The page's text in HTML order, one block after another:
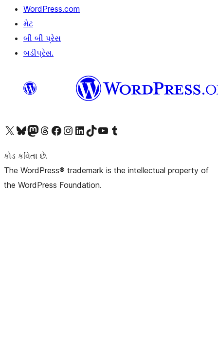
WordPress.com
મેટ
બી બી પ્રેસ
બડીપ્રેસ.
અમારા X (અગાઉ ટ્વિટર) એકાઉન્ટની મુલાકાત લોઅમારા Bluesky એકાઉન્ટની મુલાકાત લોઅમારા માસ્ટોડોન એકાઉન્ટની મુલાકાત લોઅમારા Threads એકાઉન્ટની મુલાકાત લો અમારા ફેસબુક પેજની મુલાકાત લોઅમારા ઇન્સ્ટાગ્રામ એકાઉન્ટની મુલાકાત લો અમારા LinkedIn એકાઉન્ટની મુલાકાત લોઅમારા TikTok એકાઉન્ટની મુલાકાત લોઅમારી YouTube ચેનલની મુલાકાત લો અમારા Tumblr એકાઉન્ટની મુલાકાત લો
કોડ કવિતા છે.
The WordPress® trademark is the intellectual property of
the WordPress Foundation.